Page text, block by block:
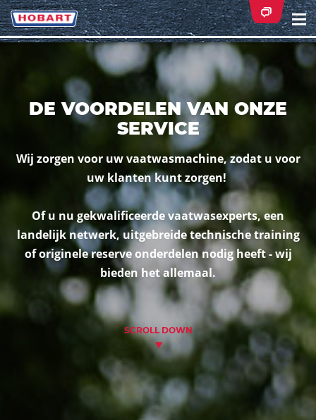
DE VOORDELEN VAN ONZE
SERVICE
Wij zorgen voor uw vaatwasmachine, zodat u voor
uw klanten kunt zorgen!
Of u nu gekwalificeerde vaatwasexperts, een
landelijk netwerk, uitgebreide technische training
of originele reserve onderdelen nodig heeft - wij
bieden het allemaal.
SCROLL DOWN